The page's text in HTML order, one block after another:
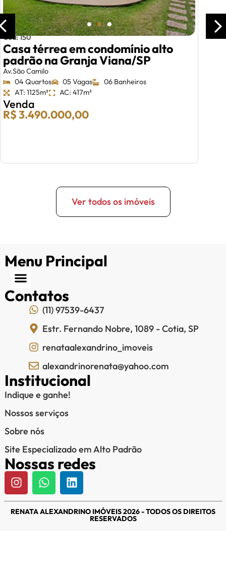
Cód: 150
Casa térrea em condomínio alto
padrão na Granja Viana/SP
Av.São Camilo
04 Quartos
05 Vagas
06 Banheiros
AT: 1125m²
AC: 417m²
Venda
R$ 3.490.000,00
Ver todos os imóveis
Menu Principal
Contatos
(11) 97539-6437
Estr. Fernando Nobre, 1089 - Cotia, SP
renataalexandrino_imoveis
alexandrinorenata@yahoo.com
Institucional
Indique e ganhe!
Nossos serviços
Sobre nós
Site Especializado em Alto Padrão
Nossas redes
RENATA ALEXANDRINO IMÓVEIS 2026 - TODOS OS DIREITOS
RESERVADOS